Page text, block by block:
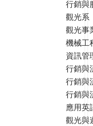
行銷與
觀光系
觀光事
機械工
資訊管
行銷與
行銷與
行銷與
應用英
觀光與